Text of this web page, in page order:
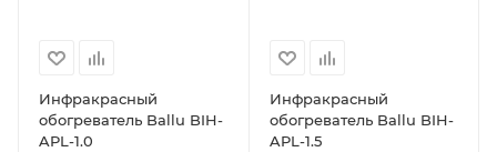
Инфракрасный
обогреватель Ballu BIH-
APL-1.0
Инфракрасный
обогреватель Ballu BIH-
APL-1.5